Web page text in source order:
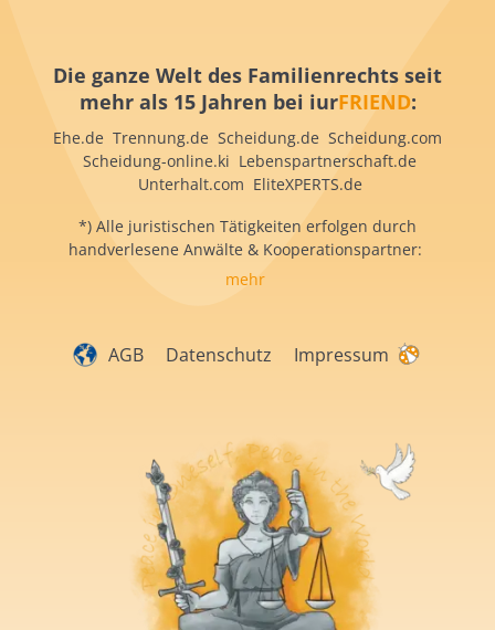
Die ganze Welt des Familienrechts seit
mehr als 15 Jahren bei iurFRIEND:
Ehe.de Trennung.de Scheidung.de Scheidung.com
Scheidung-online.ki Lebenspartnerschaft.de
Unterhalt.com EliteXPERTS.de
*) Alle juristischen Tätigkeiten erfolgen durch
handverlesene Anwälte & Kooperationspartner:
mehr
AGB Datenschutz Impressum